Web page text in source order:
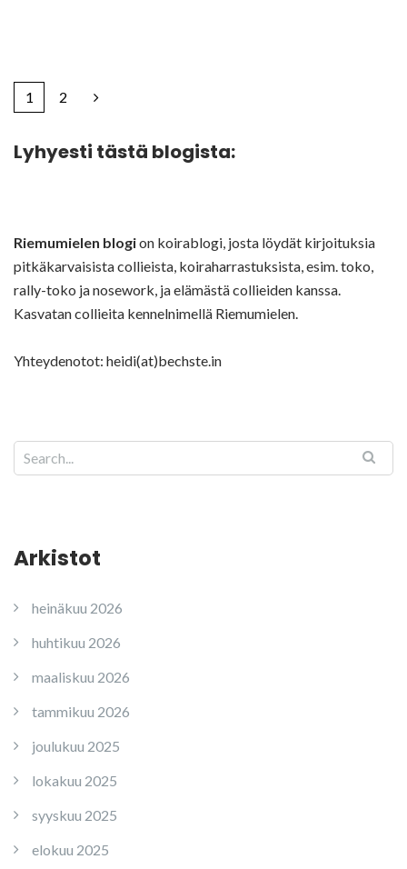
1 2
Lyhyesti tästä blogista:
Riemumielen blogion koirablogi, josta löydät kirjoituksia
pitkäkarvaisista collieista, koiraharrastuksista, esim. toko,
rally-toko ja nosework, ja elämästä collieiden kanssa.
Kasvatan collieita kennelnimellä Riemumielen.
Yhteydenotot: heidi(at)bechste.in
Arkistot
heinäkuu 2026
huhtikuu 2026
maaliskuu 2026
tammikuu 2026
joulukuu 2025
lokakuu 2025
syyskuu 2025
elokuu 2025